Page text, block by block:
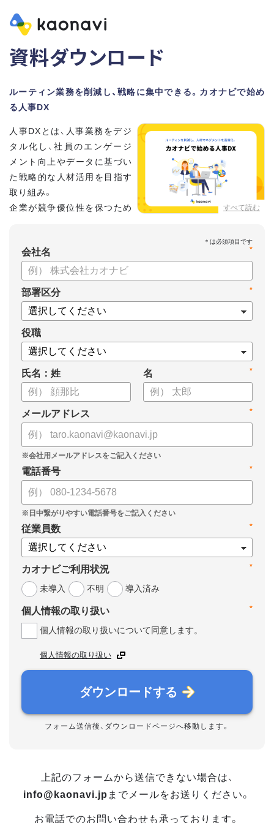
資料ダウンロード
ルーティン業務を削減し、戦略に集中できる。カオナビで始め
る人事DX
すべて読む
人事DXとは、人事業務をデジ
タル化し、社員のエンゲージ
メント向上やデータに基づい
た戦略的な人材活用を目指す
取り組み。
企業が競争優位性を保つため
しかし、「何から手を付けてよいかわからない」「なかなかデジ
タル化が進まない」「既存システムを変えることに抵抗がある」
といった理由から、推進に踏み切れていない企業も少なくあり
ません。
本資料では、人事DXの目的や成功させるためのポイントを解
説します。
*
会社名
*
部署区分
役職
氏名：姓 *
名
*
メールアドレス
*
電話番号
*
従業員数
*
カオナビご利用状況
未導入
不明 導入済み
*
個人情報の取り扱い
個人情報の取り扱いについて同意します。
個人情報の取り扱い
ダウンロードする
フォーム送信後、ダウンロードページへ移動します。
上記のフォームから送信できない場合は、
info@kaonavi.jp までメールをお送りください。
お電話でのお問い合わせも承っております。